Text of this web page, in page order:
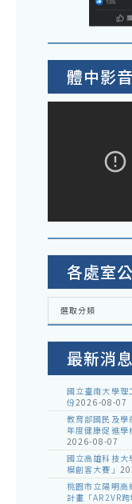
體中影音
各處室
各
室
選取分類
最新消息
國立臺南大學
份2026-08-07
教育部國民及
年度健康促進學
2026-08-07
國立高雄科技
模創客大賽」
桃園市立陽明
計畫「AR2VR